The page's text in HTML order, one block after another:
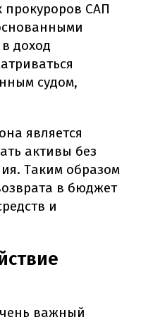
САП
доход
судом,
является
активы без
Таким образом
в бюджет
и
важный